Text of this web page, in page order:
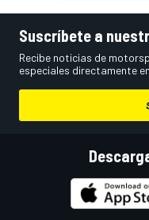
Suscríbete a
Recibe noticias de
especiales directamente